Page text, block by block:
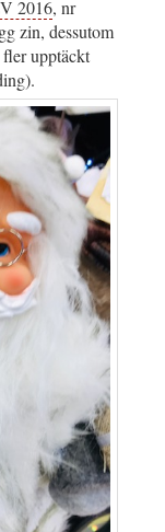
2016, nr
zin, dessutom
upptäckt